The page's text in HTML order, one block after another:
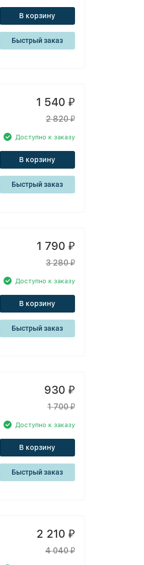
В корзину
Быстрый заказ
1 540 ₽
2 820₽
Доступно к заказу
В корзину
Быстрый заказ
1 790 ₽
3 280₽
Доступно к заказу
В корзину
Быстрый заказ
930 ₽
1 700₽
Доступно к заказу
В корзину
Быстрый заказ
2 210 ₽
4 040₽